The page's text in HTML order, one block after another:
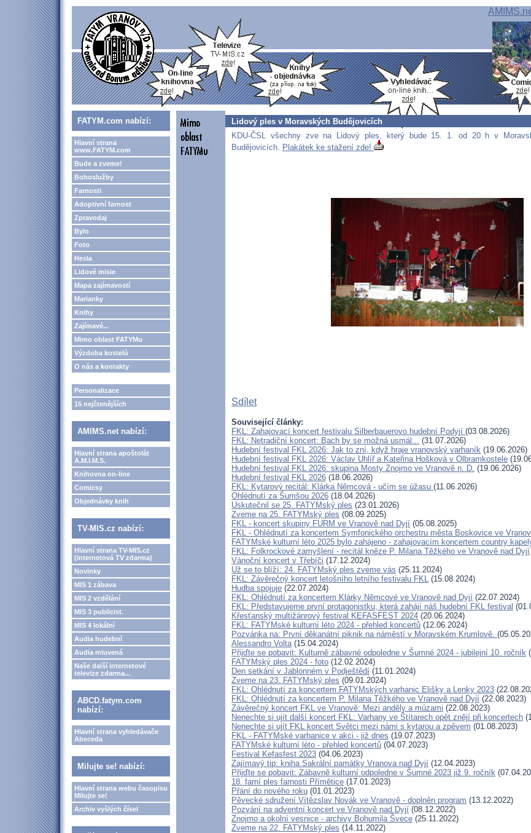
FATYM.com nabízí:
Hlavní strana
www.FATYM.com
Bude a zveme!
Bohoslužby
Farnosti
Adoptivní farnost
Zpravodaj
Bylo
Foto
Hesla
Lidové misie
Mapa zajímavostí
Marianky
Knihy
Zajímavé...
Mimo oblast FATYMu
Výzdoba kostelů
O nás a kontakty
Personalizace
15 nejčtenějších
AMIMS.net nabízí:
Hlavní strana apoštolát
A.M.I.M.S.
Knihovna on-line
Comicsy
Objednávky knih
TV-MIS.cz nabízí:
Hlavní strana TV-MIS.cz
(internetová TV zdarma)
Novinky
MIS 1 zábava
MIS 2 vzdělání
MIS 3 publicist.
MIS 4 lokální
Audia hudební
Audia mluvená
Naše další internetové
televize zdarma...
ABCD.fatym.com
nabízí:
Hlavní strana vyhledávače
Abeceda
Milujte se! nabízí:
Hlavní strana webu časopisu
Milujte se!
Archiv vyšlých čísel
Lidový ples v Moravských Budějovicích
KDU-ČSL všechny zve na Lidový ples, který bude 15. 1. od 20 h v
Budějovicích. Plakátek ke stažení zde!
Sdílet
Související články:
FKL: Zahajovací koncert festivalu Silberbauerovo hudební Podyjí (03.08.2026)
FKL: Netradiční koncert: Bach by se možná usmál... (31.07.2026)
Hudební festival FKL 2026: Jak to zní, když hraje vranovský varhaník (19.06.2026)
Hudební festival FKL 2026: Václav Uhlíř a Kateřina Hošková v Olbramkostele
Hudební festival FKL 2026: skupina Mosty Znojmo ve Vranově n. D. (19.06.2026)
Hudební festival FKL 2026 (18.06.2026)
FKL: Kytarový recitál: Klárka Němcová - učím se úžasu (11.06.2026)
Ohlédnutí za Šumšou 2026 (18.04.2026)
Uskutečnil se 25. FATYMský ples (23.01.2026)
Zveme na 25. FATYMský ples (08.09.2025)
FKL - koncert skupiny FURM ve Vranově nad Dyjí (05.08.2025)
FKL - Ohlédnutí za koncertem Symfonického orchestru města Boskovice ve
FATYMské kulturní léto 2025 bylo zahájeno - zahajovacím koncertem country
FKL: Folkrockové zamyšlení - recitál kněze P. Milana Těžkého ve Vranově nad Dyjí
Vánoční koncert v Třebíči (17.12.2024)
Už se to blíží: 24. FATYMský ples zveme vás (25.11.2024)
FKL: Závěrečný koncert letošního letního festivalu FKL (15.08.2024)
Hudba spojuje (22.07.2024)
FKL: Ohlédnutí za koncertem Klárky Němcové ve Vranově nad Dyjí (22.07.2024)
FKL: Představujeme první protagonistku, která zahájí náš hudební FKL festival
Křesťanský multižánrový festival KEFASFEST 2024 (20.06.2024)
FKL: FATYMské kulturní léto 2024 - přehled koncertů (12.06.2024)
Pozvánka na: První děkanátní piknik na náměstí v Moravském Krumlově.
Alessandro Volta(15.04.2024)
Přijďte se pobavit: Kulturně zábavné odpoledne v Šumné 2024 - jubilejní 10. ročník
FATYMský ples 2024 - foto (12.02.2024)
Den setkání v Jablonném v Podještědí (11.01.2024)
Zveme na 23. FATYMský ples (09.01.2024)
FKL: Ohlédnutí za koncertem FATYMských varhanic Elišky a Lenky 2023
FKL: Ohlédnutí za koncertem P. Milana Těžkého ve Vranově nad Dyjí (22.08.2023)
Závěrečný koncert FKL ve Vranově: Mezi anděly a múzami (22.08.2023)
Nenechte si ujít další koncert FKL: Varhany ve Štítarech opět znějí při koncertech
Nenechte si ujít FKL koncert Světci mezi námi s kytarou a zpěvem (01.08.2023)
FKL - FATYMské varhanice v akci - již dnes (19.07.2023)
FATYMské kulturní léto - přehled koncertů (04.07.2023)
Festival Kefasfest 2023 (04.06.2023)
Zajímavý tip: kniha Sakrální památky Vranova nad Dyjí (12.04.2023)
Přijďte se pobavit: Zábavně kulturní odpoledne v Šumné 2023 již 9. ročník
18. farní ples farnosti Přímětice (17.01.2023)
Přání do nového roku (01.01.2023)
Pěvecké sdružení Vítězslav Novák ve Vranově - doplněn program (13.12.2022)
Pozvání na adventní koncert ve Vranově nad Dyjí (08.12.2022)
Znojmo a okolní vesnice - archivy Bohumila Švece (25.11.2022)
Zveme na 22. FATYMský ples (14.11.2022)